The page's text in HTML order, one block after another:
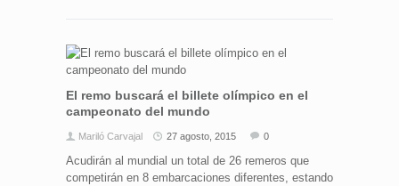
El remo buscará el billete olímpico en el
campeonato del mundo
Mariló Carvajal 27 agosto, 2015 0
Acudirán al mundial un total de 26 remeros que
competirán en 8 embarcaciones diferentes, estando